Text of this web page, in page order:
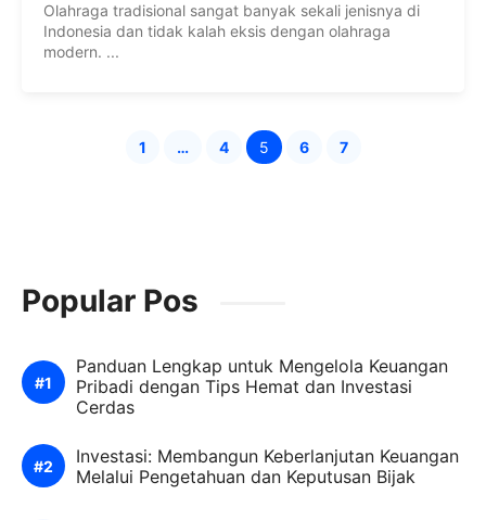
Olahraga tradisional sangat banyak sekali jenisnya di
Indonesia dan tidak kalah eksis dengan olahraga
modern. ...
Halaman
1 … Halaman
4 Halaman
5 Halaman
6 7
Popular Pos
Panduan Lengkap untuk Mengelola Keuangan
Pribadi dengan Tips Hemat dan Investasi
Cerdas
Investasi: Membangun Keberlanjutan Keuangan
Melalui Pengetahuan dan Keputusan Bijak